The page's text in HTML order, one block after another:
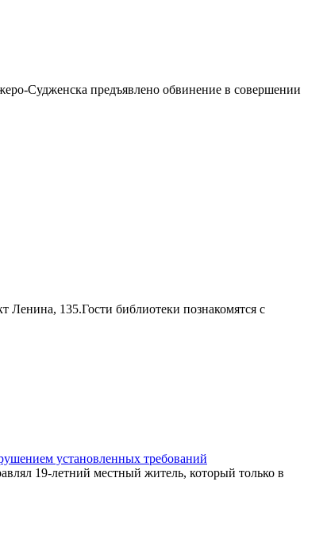
Судженска предъявлено обвинение в совершении
Ленина, 135.Гости библиотеки познакомятся с
установленных требований
19-летний местный житель, который только в